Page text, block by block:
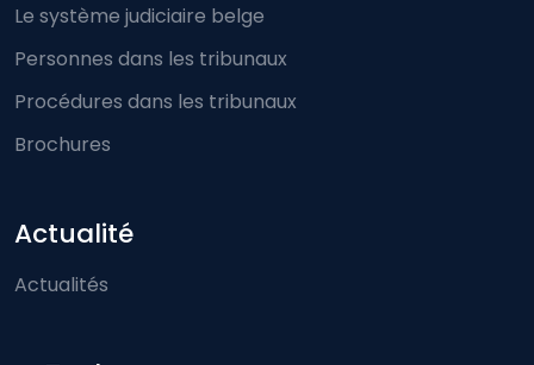
Le système judiciaire belge
Personnes dans les tribunaux
Procédures dans les tribunaux
Brochures
Actualité
Actualités